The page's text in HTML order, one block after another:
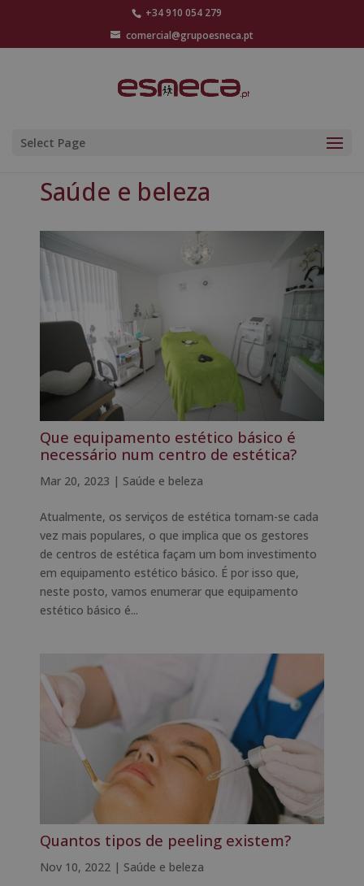
+34 910 054 279
comercial@grupoesneca.pt
Select Page
Saúde e beleza
Que equipamento estético básico é
necessário num centro de estética?
Mar 20, 2023 | Saúde e beleza
Atualmente, os serviços de estética tornam-se cada
vez mais populares, o que implica que os gestores
de centros de estética façam um bom investimento
em equipamento estético básico. É por isso que,
neste posto, vamos enumerar que equipamento
estético básico é...
Quantos tipos de peeling existem?
Nov 10, 2022| Saúde e beleza